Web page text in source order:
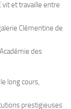
vit et travaille entre
Clémentine de
des
long cours,
prestigieuses